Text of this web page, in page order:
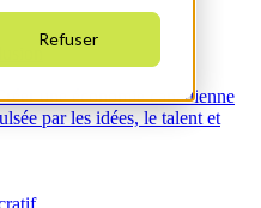
Refuser
une économie canadienne
par les idées, le talent et